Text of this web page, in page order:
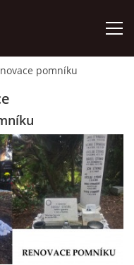
SKLO
pomníku